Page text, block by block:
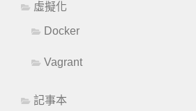
虛擬化
Docker
Vagrant
記事本